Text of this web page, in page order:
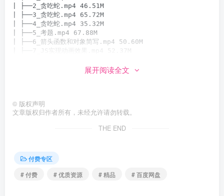
展开阅读全文
© 版权声明
文章版权归作者所有，未经允许请勿转载。
THE END
付费专区
# 付费
# 优质资源 # 精品 # 百度网盘